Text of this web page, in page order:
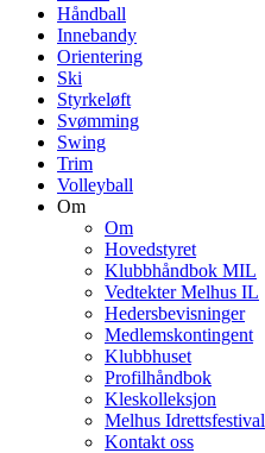
Håndball
Innebandy
Orientering
Ski
Styrkeløft
Svømming
Swing
Trim
Volleyball
Om
Om
Hovedstyret
Klubbhåndbok MIL
Vedtekter Melhus IL
Hedersbevisninger
Medlemskontingent
Klubbhuset
Profilhåndbok
Kleskolleksjon
Melhus Idrettsfestival
Kontakt oss